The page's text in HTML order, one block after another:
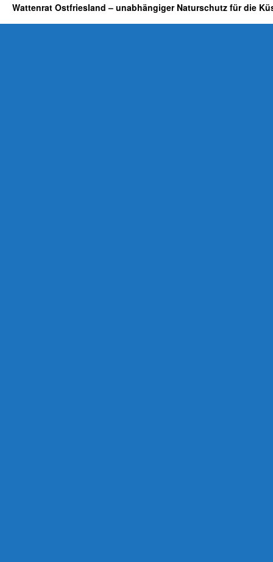
Wattenrat Ostfriesland – unabhängiger Naturschutz für die